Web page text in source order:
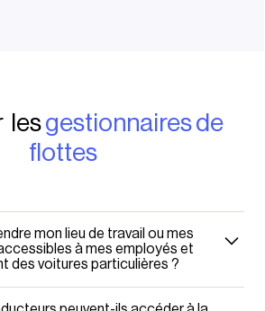
lesgestionnaires de
flottes
mon lieu de travail ou mes
à mes employés et
des voitures particulières ?